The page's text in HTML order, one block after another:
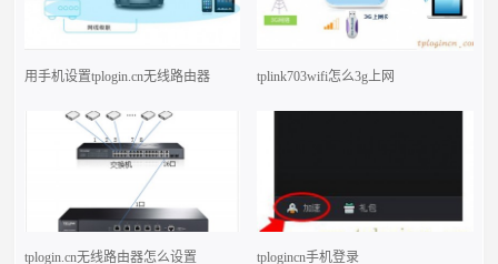
用手机设置tplogin.cn无线路由器 tplink703wifi怎么3g上网
tplogin.cn无线路由器怎么设置 tplogincn手机登录